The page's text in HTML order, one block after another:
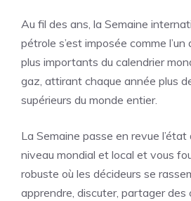
Au fil des ans, la Semaine
pétrole s’est imposée comme
plus importants du calendrier
gaz, attirant chaque année plus
supérieurs du monde entier.
La Semaine passe en revue
niveau mondial et local et vous
robuste où les décideurs se
apprendre, discuter, partager des